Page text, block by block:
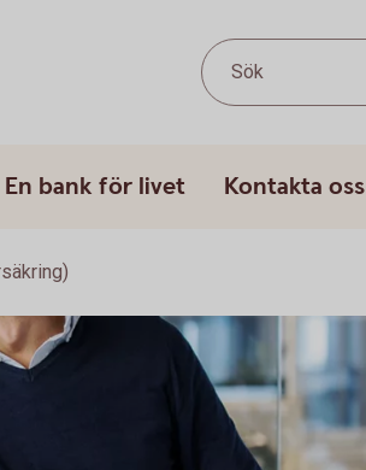
Sök
En bank för livet Kontakta oss